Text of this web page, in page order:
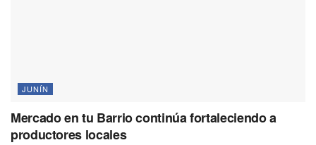
JUNÍN
Mercado en tu Barrio continúa fortaleciendo a
productores locales